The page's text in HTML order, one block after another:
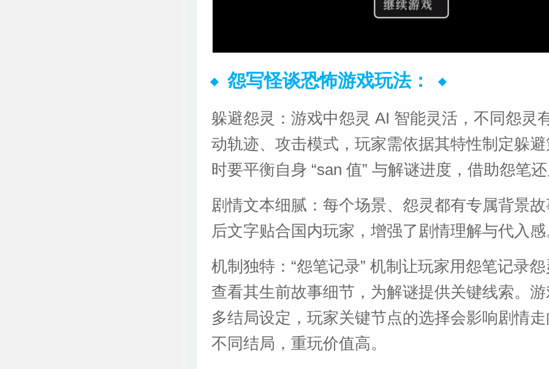
怨写怪谈恐怖游戏玩法：
躲避怨灵：游戏中怨灵 AI 智能灵活，不同怨灵
动轨迹、攻击模式，玩家需依据其特性制定躲
时要平衡自身 “san 值” 与解谜进度，借助怨笔
剧情文本细腻：每个场景、怨灵都有专属背景
后文字贴合国内玩家，增强了剧情理解与代入
机制独特：“怨笔记录” 机制让玩家用怨笔记录
查看其生前故事细节，为解谜提供关键线索。
多结局设定，玩家关键节点的选择会影响剧情
不同结局，重玩价值高。